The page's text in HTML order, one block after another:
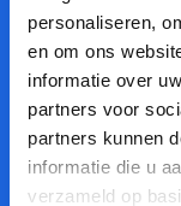
personaliseren,
en om ons
informatie over
partners voor
partners kunnen
informatie die u
verzameld op
Cv
Maak in een
compleet cv.
documenten en
professioneel